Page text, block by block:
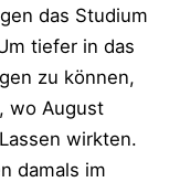
das Studium
tiefer in das
zu können,
wo August
wirkten.
damals im